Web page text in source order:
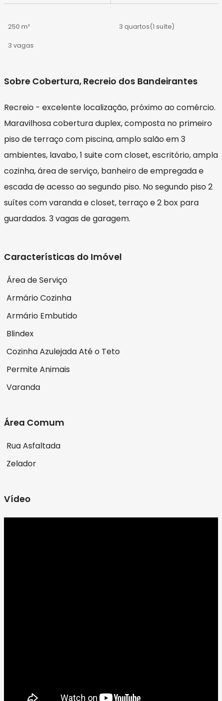
250 m² 3 quartos(1 suíte)
3 vagas
Sobre Cobertura, Recreio dos Bandeirantes
Recreio - excelente localização, próximo ao comércio.
Maravilhosa cobertura duplex, composta no primeiro
piso de terraço com piscina, amplo salão em 3
ambientes, lavabo, 1 suite com closet, escritório, ampla
cozinha, área de serviço, banheiro de empregada e
escada de acesso ao segundo piso. No segundo piso 2
suítes com varanda e closet, terraço e 2 box para
guardados. 3 vagas de garagem.
Características do Imóvel
Área de Serviço
Armário Cozinha
Armário Embutido
Blindex
Cozinha Azulejada Até o Teto
Permite Animais
Varanda
Área Comum
Rua Asfaltada
Zelador
Vídeo